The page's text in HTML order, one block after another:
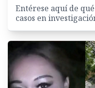
Entérese aquí de
casos en